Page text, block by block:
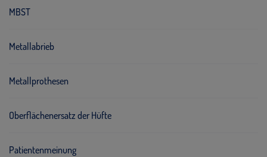
MBST
Metallabrieb
Metallprothesen
Oberflächenersatz der Hüfte
Patientenmeinung